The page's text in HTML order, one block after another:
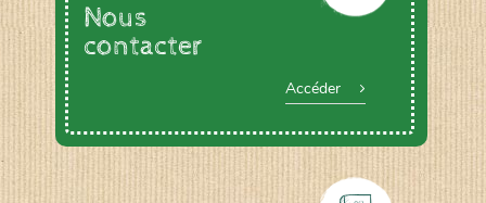
Nous
contacter
Accéder